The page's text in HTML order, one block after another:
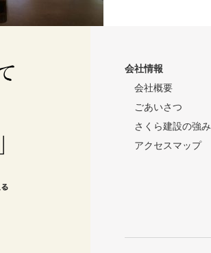
会社情報
会社概要
ごあいさつ
さくら建設の強み
アクセスマップ